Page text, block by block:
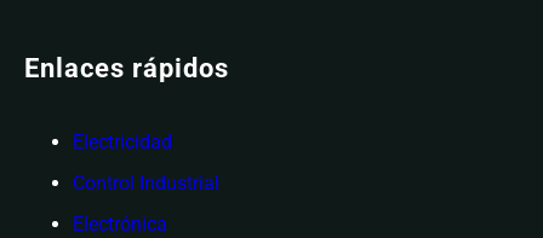
Enlaces rápidos
Electricidad
Control Industrial
Electrónica